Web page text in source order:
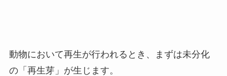
動物において再生が行われるとき、まずは未分化
の「再生芽」が生じます。